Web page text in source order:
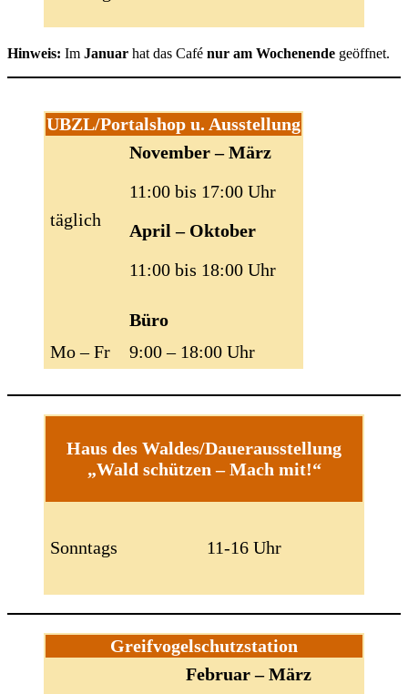
Hinweis: Im Januar hat das Café nur am Wochenende geöffnet.
UBZL/Portalshop u. Ausstellung
täglich
November – März
11:00 bis 17:00 Uhr
April – Oktober
11:00 bis 18:00 Uhr
Büro
Mo – Fr
9:00 – 18:00 Uhr
Haus des Waldes/Dauerausstellung
„Wald schützen – Mach mit!“
Sonntags 11-16 Uhr
Greifvogelschutzstation
Februar – März